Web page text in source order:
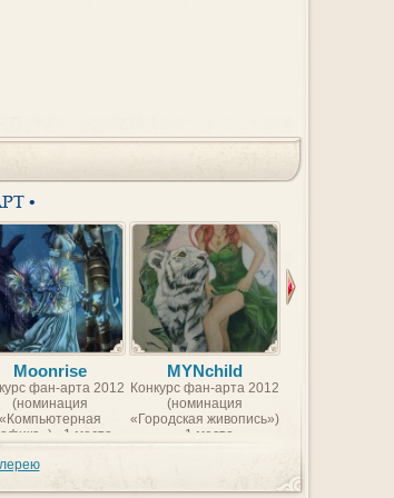
•
Moonrise
фан-арта 2012
(номинация
«Компьютерная
- 1 место
MYNchild
Конкурс фан-арта 2012
(номинация
«Городская живопись»)
- 1 место